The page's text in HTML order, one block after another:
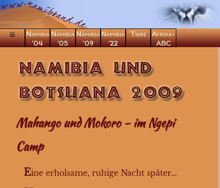
Namibia
’04
Namibia
’05
Namibia
’09
Namibia
’22
Tiere
Afrika-
ABC
Windhoek
Sossusvlei
Swakopmund
in den Etosha
Mahango und Mokoro - im Ngepi
Camp
Eine erholsame, ruhige Nacht später...